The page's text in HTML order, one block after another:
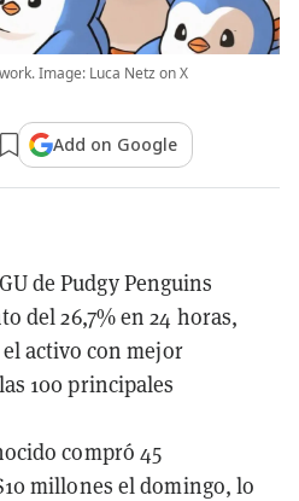
Image: Luca Netz on X
Add on Google
de Pudgy Penguins
del 26,7% en 24 horas,
activo con mejor
100 principales
compró 45
millones el domingo, lo